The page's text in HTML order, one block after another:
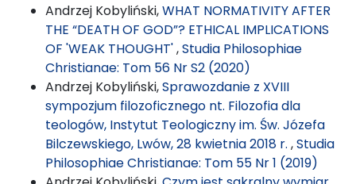
Andrzej Kobyliński,WHAT NORMATIVITY AFTER
THE “DEATH OF GOD”? ETHICAL IMPLICATIONS
OF 'WEAK THOUGHT',Studia Philosophiae
Christianae: Tom 56 Nr S2 (2020)
Andrzej Kobyliński,Sprawozdanie z XVIII
sympozjum filozoficznego nt. Filozofia dla
teologów, Instytut Teologiczny im. Św. Józefa
Bilczewskiego, Lwów, 28 kwietnia 2018 r. ,Studia
Philosophiae Christianae: Tom 55 Nr 1 (2019)